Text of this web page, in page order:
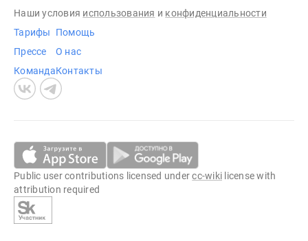
Наши условия использования и конфиденциальности
Тарифы
Прессе
Команда
Помощь
О нас
Контакты
Public user contributions licensed undercc-wiki license with
attribution required